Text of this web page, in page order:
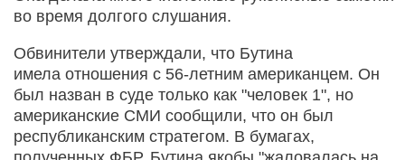
во время долгого слушания.
Обвинители утверждали, что Бутина
имела отношения с 56-летним американцем. Он
был назван в суде только как "человек 1", но
американские СМИ сообщили, что он был
республиканским стратегом. В бумагах,